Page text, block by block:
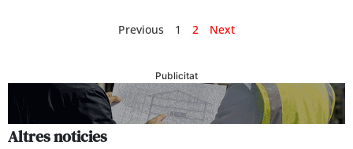
Previous 1 2 Next
Publicitat
Altres noticies